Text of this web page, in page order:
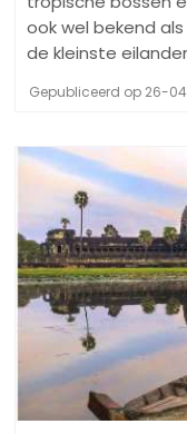
ook wel bekend
de kleinste
Gepubliceerd op 26-